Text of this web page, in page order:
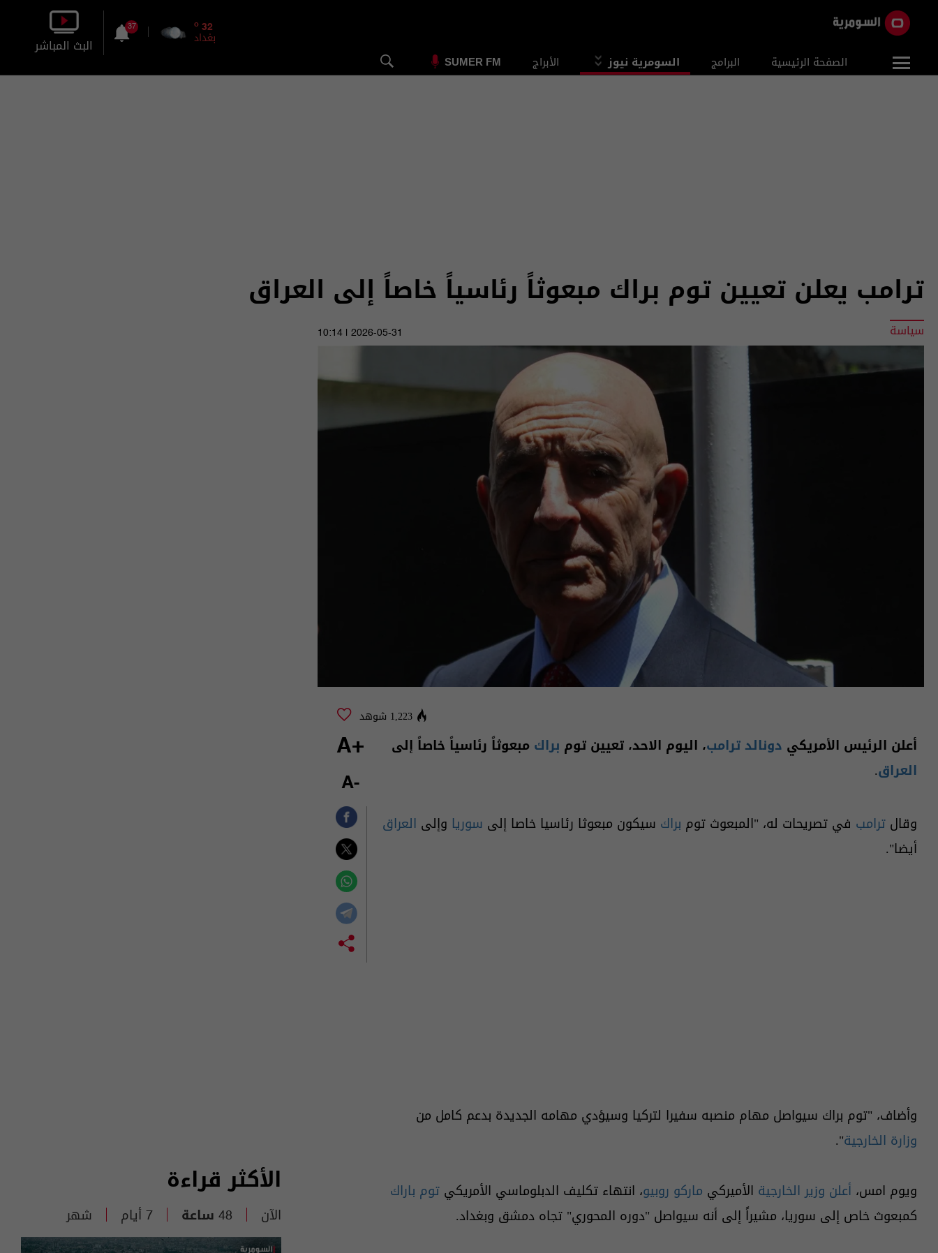
الصفحة الرئيسية البرامج السومرية نيوز الأبراج SUMER FM
32
o
بغداد
37
البث المباشر
ترامب يعلن تعيين توم براك مبعوثاً رئاسياً خاصاً إلى العراق
سياسة 2026-05-31 | 10:14
1,223 شوهد
أعلن الرئيس الأمريكي دونالد ترامب، اليوم الاحد، تعيين توم براك مبعوثاً رئاسياً خاصاً إلى
العراق.
وقال ترامب في تصريحات له، "المبعوث توم براك سيكون مبعوثا رئاسيا خاصا إلى سوريا وإلى العراق
أيضا".
وأضاف، "توم براك سيواصل مهام منصبه سفيرا لتركيا وسيؤدي مهامه الجديدة بدعم كامل من
وزارة الخارجية".
ويوم امس، أعلن وزير الخارجية الأميركي ماركو روبيو، انتهاء تكليف الدبلوماسي الأمريكي توم باراك
كمبعوث خاص إلى سوريا، مشيراً إلى أنه سيواصل "دوره المحوري" تجاه دمشق وبغداد.
+A
-A
الأكثر قراءة
الآن 48 ساعة 7 أيام شهر